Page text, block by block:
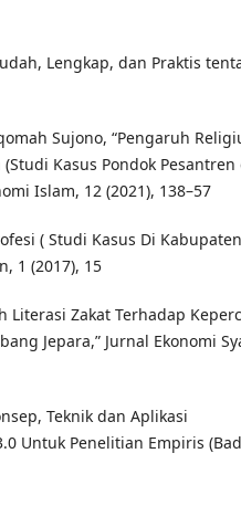
Lengkap, dan Praktis
Sujono, “Pengaruh
Kasus Pondok Pesantren
Islam, 12 (2021), 138–57
( Studi Kasus Di Kabupaten
1 (2017), 15
Literasi Zakat Terhadap
Jepara,” Jurnal Ekonomi
Teknik dan Aplikasi
Untuk Penelitian Empiris